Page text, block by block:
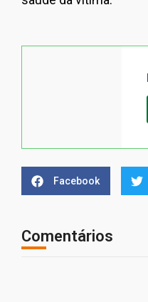
Facebook
Comentários